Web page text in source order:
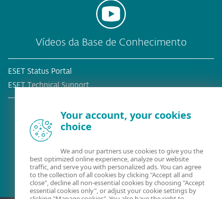
Vídeos da Base de Conhecimento
ESET Status Portal
ESET Technical Support
Cliente atual?
Your account, your cookies
choice
We and our partners use cookies to give you the
best optimized online experience, analyze our website
traffic, and serve you with personalized ads. You can agree
to the collection of all cookies by clicking "Accept all and
close", decline all non-essential cookies by choosing "Accept
essential cookies only", or adjust your cookie settings by